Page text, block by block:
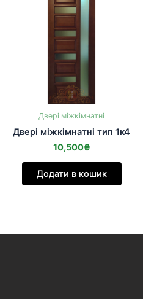
Двері міжкімнатні
Двері міжкімнатні тип 1к4
10,500₴
Додати в кошик